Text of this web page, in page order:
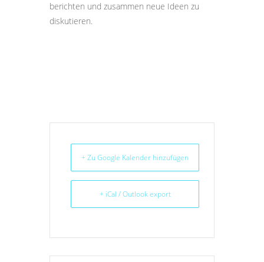
berichten und zusammen neue Ideen zu
diskutieren.
+ Zu Google Kalender hinzufügen
+ iCal / Outlook export